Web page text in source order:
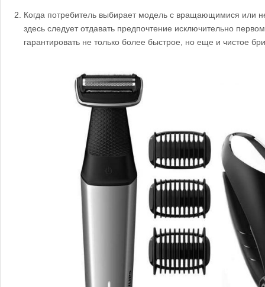
Когда потребитель выбирает модель с вращающимися или
здесь следует отдавать предпочтение исключительно
гарантировать не только более быстрое, но еще и чистое